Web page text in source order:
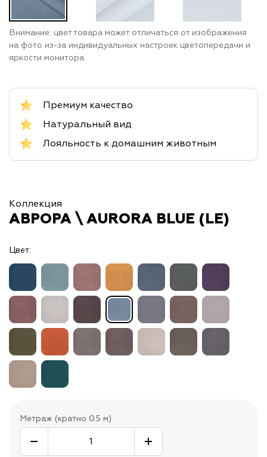
Внимание: цвет товара может отличаться от изображения
на фото из-за индивидуальных настроек цветопередачи и
яркости монитора.
Премиум качество
Натуральный вид
Лояльность к домашним животным
Коллекция
АВРОРА \ AURORA BLUE (LE)
Цвет:
Метраж (кратно 0.5 м)